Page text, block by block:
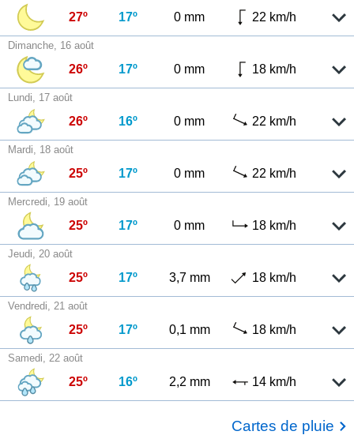
27º 17º 0 mm 22 km/h
Dimanche, 16 août
26º 17º 0 mm 18 km/h
Lundi, 17 août
26º 16º 0 mm 22 km/h
Mardi, 18 août
25º 17º 0 mm 22 km/h
Mercredi, 19 août
25º 17º 0 mm 18 km/h
Jeudi, 20 août
25º 17º 3,7 mm 18 km/h
Vendredi, 21 août
25º 17º 0,1 mm 18 km/h
Samedi, 22 août
25º 16º 2,2 mm 14 km/h
Cartes de pluie